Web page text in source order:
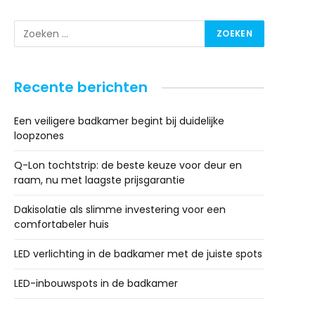
Recente berichten
Een veiligere badkamer begint bij duidelijke
loopzones
Q-Lon tochtstrip: de beste keuze voor deur en
raam, nu met laagste prijsgarantie
Dakisolatie als slimme investering voor een
comfortabeler huis
LED verlichting in de badkamer met de juiste spots
LED-inbouwspots in de badkamer